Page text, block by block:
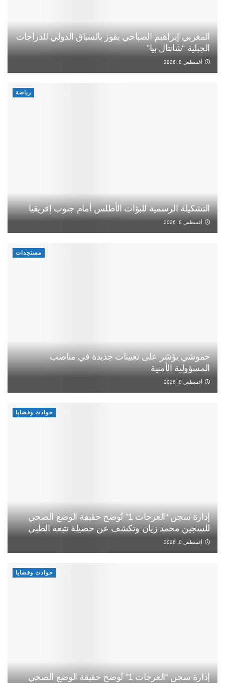
المغربي إبراهيم الصباحي يفوز بالسباق الدولي للدراجات
الجبلية “شانتال بيا”
أغسطس 8, 2026
رياضة
التشكيلة الرسمية للبؤات الأطلس أمام جنوب إفريقيا
أغسطس 8, 2026
مستجدات
حموشي يؤشر على تعيينات جديدة في مناصب
المسؤولية الأمنية
أغسطس 8, 2026
حوادث وقضايا
إدارة سجن “العرجات 1” تُوضح حقيقة الوضع الصحي
للسجين محمد زيان وتكشف عن حصيلة تتبعه الطبي
أغسطس 8, 2026
حوادث وقضايا
إدارة سجن “العرجات 1” تُوضح حقيقة الوضع الصحي